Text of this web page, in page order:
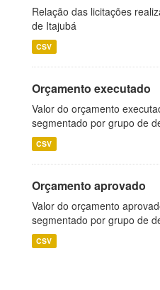
Relação das licitações
de Itajubá
CSV
Orçamento executado
Valor do orçamento
segmentado por grupo de
CSV
Orçamento aprovado
Valor do orçamento
segmentado por grupo de
CSV